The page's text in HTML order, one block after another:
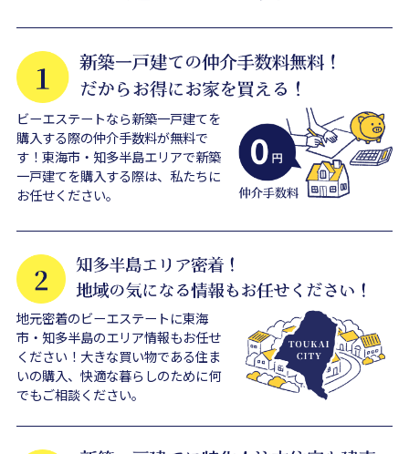
ビーエステートなら新築一戸建てを
購入する際の仲介手数料が無料で
す！東海市・知多半島エリアで新築
一戸建てを購入する際は、私たちに
お任せください。
地元密着のビーエステートに東海
市・知多半島のエリア情報もお任せ
ください！大きな買い物である住ま
いの購入、快適な暮らしのために何
でもご相談ください。